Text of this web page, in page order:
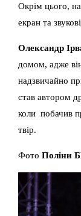
Окрім цього,
екран та
Олександр
домом, адже
надзвичайно
став автором
коли побачив
твір.
Фото Поліни